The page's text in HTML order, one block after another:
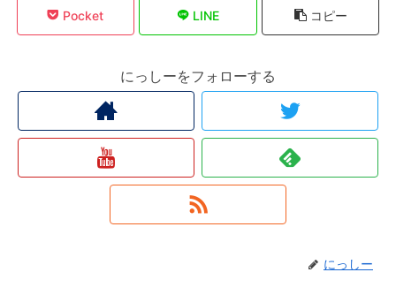
Pocket LINE コピー
にっしーをフォローする
にっしー